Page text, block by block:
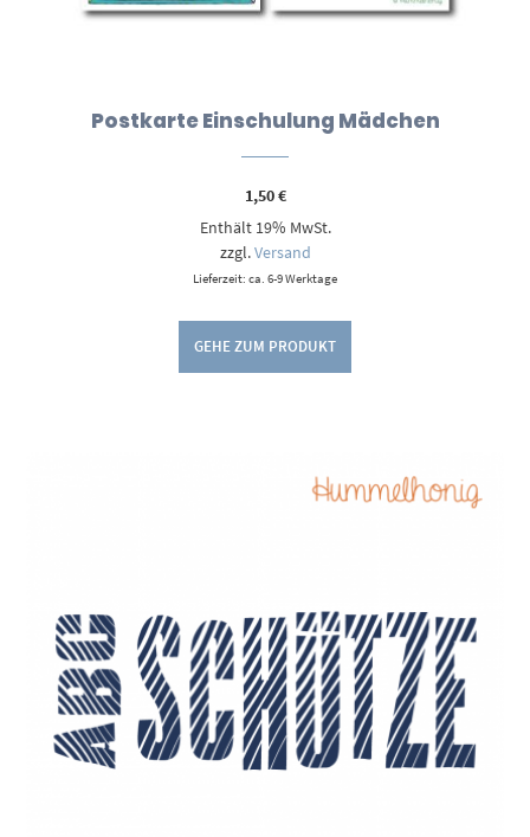
Postkarte Einschulung Mädchen
1,50€
Enthält 19% MwSt.
zzgl.Versand
Lieferzeit: ca. 6-9 Werktage
GEHE ZUM PRODUKT